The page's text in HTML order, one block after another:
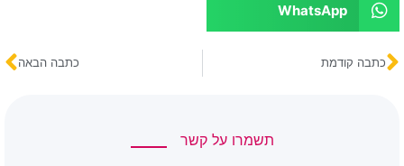
WhatsApp
כתבה קודמת כתבה הבאה
תשמרו על קשר